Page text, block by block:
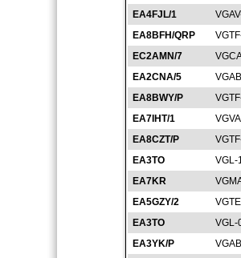
EA4FJL/1
EA8BFH/QRP
EC2AMN/7
EA2CNA/5
EA8BWY/P
EA7IHT/1
EA8CZT/P
EA3TO
VGL-
EA7KR
EA5GZY/2
EA3TO
VGL-
EA3YK/P